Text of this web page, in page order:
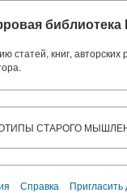
библиотека
статей, книг,
СТАРОГО
Справка Пригласить